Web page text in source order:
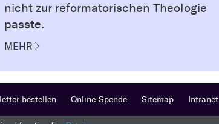
nicht zur reformatorischen Theologie
passte.
MEHR
bestellen Online-Spende Sitemap Intranet